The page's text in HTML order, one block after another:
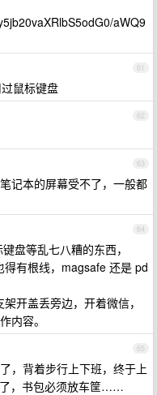
aWQ9
61
鼠标键盘
62
63
记本的屏幕受不了，一般都
64
盘等乱七八糟的东西，
有根线，magsafe 还是 pd
开盖丢旁边，开着微信，
内容。
65
，背着步行上下班，终于上
，书包必须放车筐……